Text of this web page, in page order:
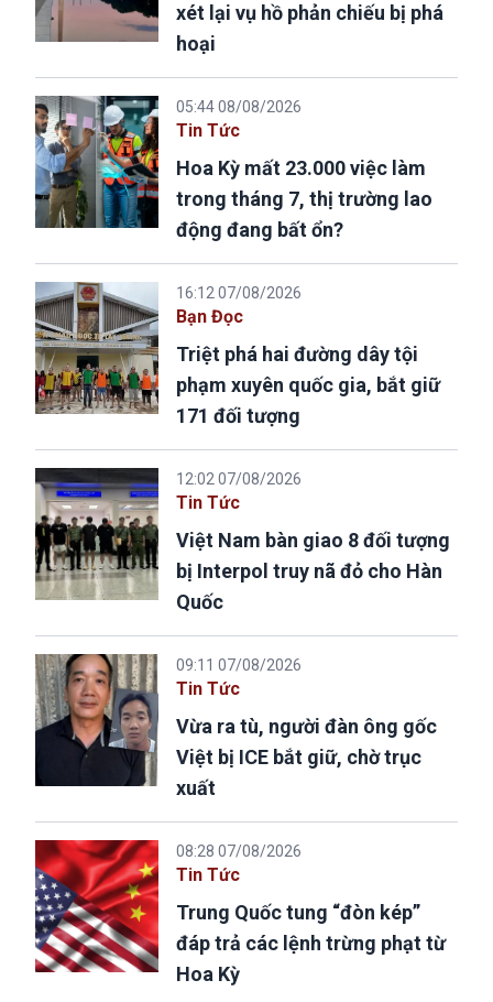
xét lại vụ hồ phản chiếu bị phá
hoại
05:44 08/08/2026
Tin Tức
Hoa Kỳ mất 23.000 việc làm
trong tháng 7, thị trường lao
động đang bất ổn?
16:12 07/08/2026
Bạn Đọc
Triệt phá hai đường dây tội
phạm xuyên quốc gia, bắt giữ
171 đối tượng
12:02 07/08/2026
Tin Tức
Việt Nam bàn giao 8 đối tượng
bị Interpol truy nã đỏ cho Hàn
Quốc
09:11 07/08/2026
Tin Tức
Vừa ra tù, người đàn ông gốc
Việt bị ICE bắt giữ, chờ trục
xuất
08:28 07/08/2026
Tin Tức
Trung Quốc tung “đòn kép”
đáp trả các lệnh trừng phạt từ
Hoa Kỳ